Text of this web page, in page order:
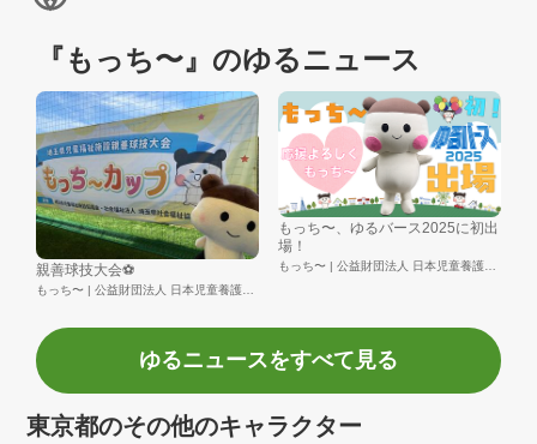
『もっち〜』のゆるニュース
親善球技大会⚽️
もっち〜、ゆるバース2025に初出
場！
ゆるニュースをすべて見る
東京都のその他のキャラクター